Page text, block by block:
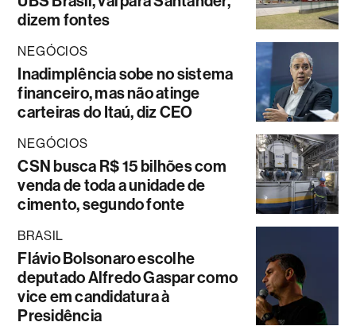
dizem fontes
NEGÓCIOS
Inadimplência sobe no sistema
financeiro, mas não atinge
carteiras do Itaú, diz CEO
NEGÓCIOS
CSN busca R$ 15 bilhões com
venda de toda a unidade de
cimento, segundo fonte
BRASIL
Flávio Bolsonaro escolhe
deputado Alfredo Gaspar como
vice em candidatura à
Presidência